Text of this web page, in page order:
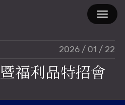
2026 / 01 / 22
暨福利品特招會